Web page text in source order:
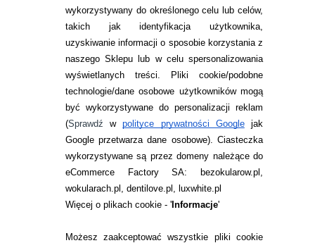
wykorzystywany do określonego celu lub celów,
takich jak identyfikacja użytkownika,
uzyskiwanie informacji o sposobie korzystania z
naszego Sklepu lub w celu spersonalizowania
wyświetlanych treści.
Pliki cookie/podobne
technologie/dane osobowe użytkowników mogą
być wykorzystywane do personalizacji reklam
(Sprawdźwpolityce prywatności Googlejak
Google przetwarza dane osobowe). Ciasteczka
wykorzystywane są przez domeny należące do
eCommerce Factory SA: bezokularow.pl,
wokularach.pl, dentilove.pl, luxwhite.pl
Więcej o plikach cookie - 'Informacje'
Możesz zaakceptować wszystkie pliki cookie
INFORMACJE KONTAKTOWE
JAK ZAMAWIAĆ?
ZWROTY I REKLAMACJA
WARUNKI ZAKUPÓW
RANKINGI SOCZEWEK
SOCZEWKI KOLOROWE